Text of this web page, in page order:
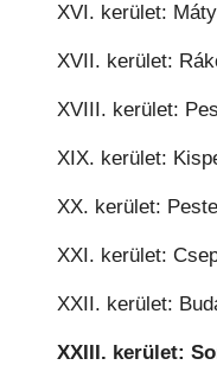
XVI. kerület:
XVII. kerület:
XVIII. kerület:
XIX. kerület:
XX. kerület:
XXI. kerület:
XXII. kerület:
XXIII. kerület: